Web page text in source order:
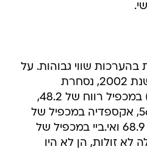
שווי גבוהות. על
סמך תחזיות הרווח של שנת 2002, נסחרת
טרוולוסיטי (סימול TVLY) במכפיל רווח של 48.2,
פרייסליין במכפיל של 56.9, אקספדיה במכפיל של
55.8, נטבנק במכפיל של 68.9 ואי.ביי במכפיל של
לא זולות, הן לא היו